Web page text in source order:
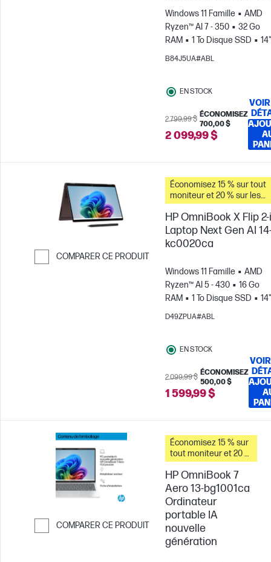
Windows 11 Famille
AMD
Ryzen™ AI 7 - 350
32 Go
RAM
1 To Disque SSD
OLED Écran tactile, 120Hz,
B84J5UA#ABL
EN STOCK
2 799,99 $
ÉCONOMISEZ
700,00 $
2 099,99 $
COMPARER CE PRODUIT
Économisez 15 % sur tout
moniteur et 20 % sur les
accessoires pour PC
vous achetez ce PC.
HP OmniBook X Flip 2-
Laptop Next Gen AI
kc0020ca
Windows 11 Famille
AMD
Ryzen™ AI 5 - 430
16 Go
RAM
1 To Disque SSD
OLED Écran tactile, , 0.2MS
D49ZPUA#ABL
EN STOCK
2 099,99 $
ÉCONOMISEZ
500,00 $
1 599,99 $
COMPARER CE PRODUIT
Économisez 15 % sur
tout moniteur et 20 %
sur les accessoires
pour PC lorsque vous
achetez ce PC.
HP OmniBook 7
Aero 13-bg1001ca
Ordinateur
portable IA
nouvelle
génération